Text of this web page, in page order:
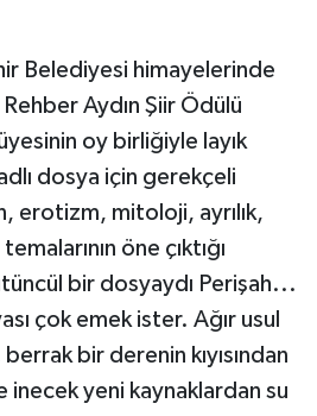
Belediyesi himayelerinde
Aydın Şiir Ödülü
oy birliğiyle layık
dosya için gerekçeli
erotizm, mitoloji, ayrılık,
öne çıktığı
bir dosyaydı Perişah...
çok emek ister. Ağır usul
bir derenin kıyısından
inecek yeni kaynaklardan su